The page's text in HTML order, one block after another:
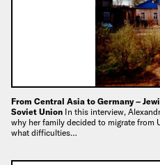
From Central Asia to Germany –
Soviet Union In this interview,
why her family decided to migrate from
what difficulties…